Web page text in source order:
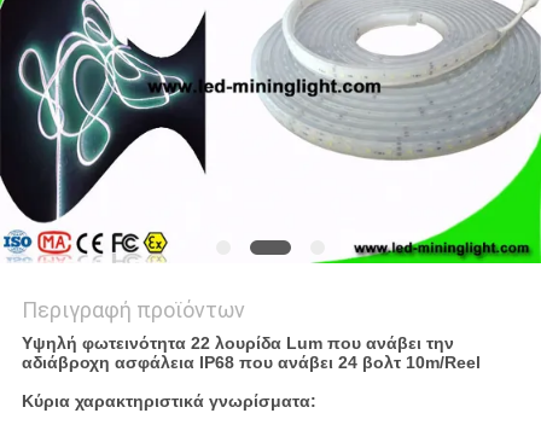
Περιγραφή προϊόντων
Υψηλή φωτεινότητα 22 λουρίδα Lum που ανάβει την
αδιάβροχη ασφάλεια IP68 που ανάβει 24 βολτ 10m/Reel
Κύρια χαρακτηριστικά γνωρίσματα: